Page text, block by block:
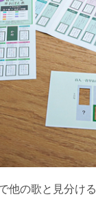
他の歌と見分け